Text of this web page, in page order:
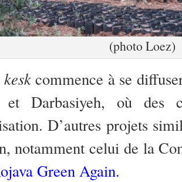
(photo Loez)
commence à se
et Darbasiyeh, où des
D’autres projets
notamment celui de la
Green Again.